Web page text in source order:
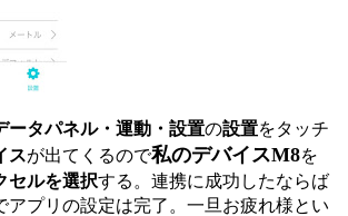
ータパネル・運動・設置の設置をタッチ
スが出てくるので私のデバイスM8を
セルを選択する。連携に成功したならば
アプリの設定は完了。一旦お疲れ様とい